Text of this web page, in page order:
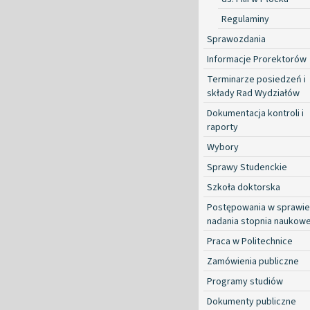
Regulaminy
Sprawozdania
Informacje Prorektorów
Terminarze posiedzeń i
składy Rad Wydziałów
Dokumentacja kontroli i
raporty
Wybory
Sprawy Studenckie
Szkoła doktorska
Postępowania w sprawie
nadania stopnia
Praca w Politechnice
Zamówienia publiczne
Programy studiów
Dokumenty publiczne